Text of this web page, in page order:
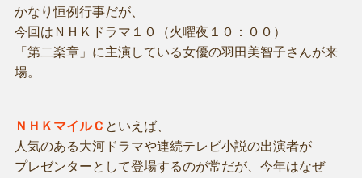
かなり恒例行事だが、
今回はＮＨＫドラマ１０（火曜夜１０：００）
「第二楽章」に主演している女優の羽田美智子さんが来
場。
ＮＨＫマイルＣ といえば、
人気のある大河ドラマや連続テレビ小説の出演者が
プレゼンターとして登場するのが常だが、今年はなぜ